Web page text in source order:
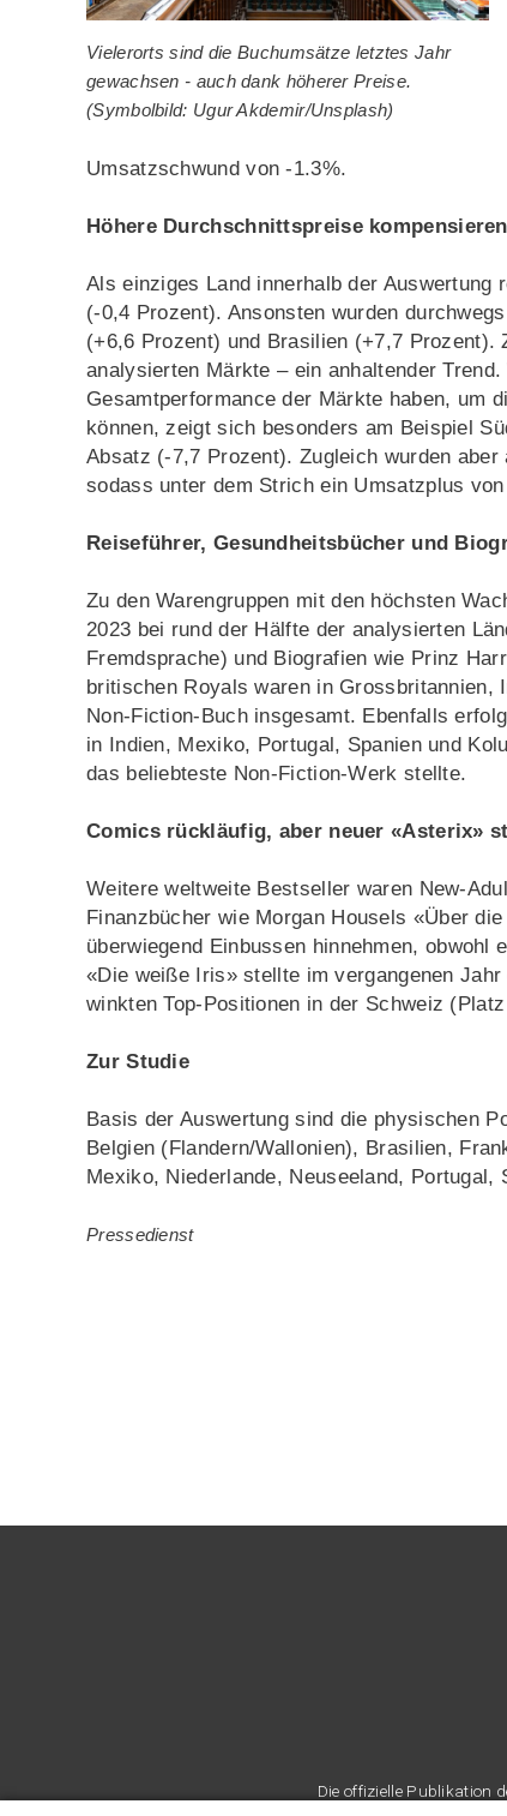
Vielerorts sind die Buchumsätze letztes Jahr
gewachsen - auch dank höherer Preise.
(Symbolbild: Ugur Akdemir/Unsplash)
Umsatzschwund von -1.3%.
Höhere Durchschnittspreise
Als einziges Land innerhalb der
(-0,4 Prozent). Ansonsten wurden
(+6,6 Prozent) und Brasilien (+7,7
analysierten Märkte – ein anhaltender
Gesamtperformance der Märkte haben, um
können, zeigt sich besonders am Beispiel
Absatz (-7,7 Prozent). Zugleich wurden
sodass unter dem Strich ein Umsatzplus
Reiseführer, Gesundheitsbücher und
Zu den Warengruppen mit den höchsten
2023 bei rund der Hälfte der analysierten
Fremdsprache) und Biografien wie Prinz
britischen Royals waren in Grossbritannien,
Non-Fiction-Buch insgesamt. Ebenfalls
in Indien, Mexiko, Portugal, Spanien und
das beliebteste Non-Fiction-Werk stellte.
Comics rückläufig, aber neuer «Asterix»
Weitere weltweite Bestseller waren New-
Finanzbücher wie Morgan Housels «Über
überwiegend Einbussen hinnehmen,
«Die weiße Iris» stellte im vergangenen
winkten Top-Positionen in der Schweiz
Zur Studie
Basis der Auswertung sind die physischen
Belgien (Flandern/Wallonien), Brasilien,
Mexiko, Niederlande, Neuseeland, Portugal,
Pressedienst
Die offizielle Publikation